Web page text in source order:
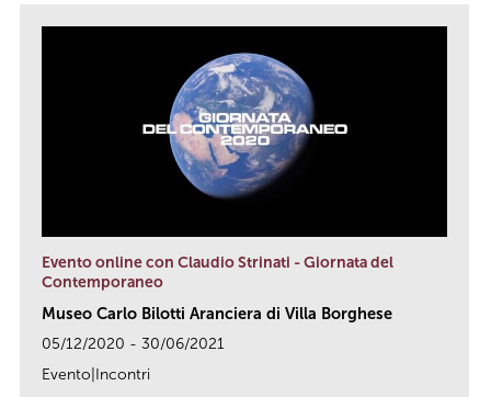
Evento online con Claudio Strinati - Giornata del
Contemporaneo
Museo Carlo Bilotti Aranciera di Villa Borghese
05/12/2020 - 30/06/2021
Evento|Incontri